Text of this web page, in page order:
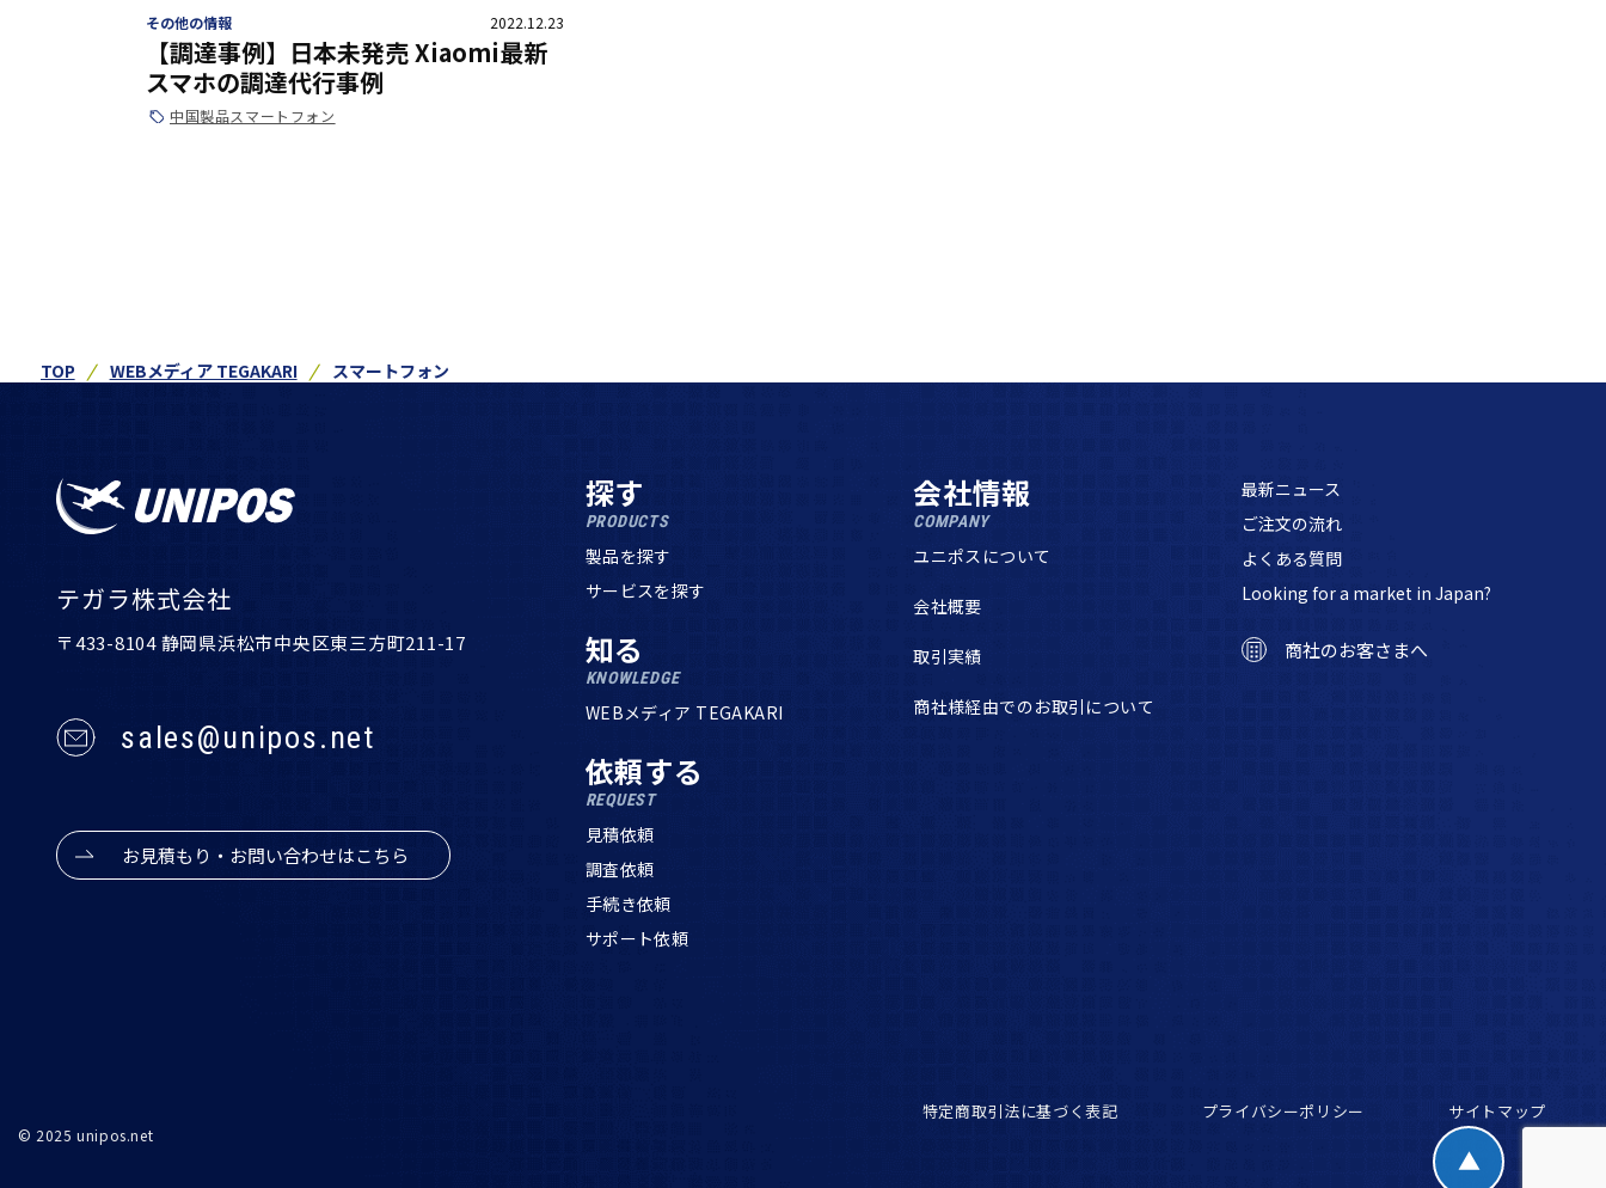
その他の情報 2022.12.23
【調達事例】日本未発売 Xiaomi最新
スマホの調達代行事例
中国製品スマートフォン
TOP WEBメディア TEGAKARI スマートフォン
テガラ株式会社
〒433-8104 静岡県浜松市中央区東三方町211-17
sales@unipos.net
お見積もり・お問い合わせはこちら
探す
PRODUCTS
製品を探す
サービスを探す
知る
KNOWLEDGE
WEBメディア TEGAKARI
依頼する
REQUEST
見積依頼
調査依頼
手続き依頼
サポート依頼
会社情報
COMPANY
ユニポスについて
会社概要
取引実績
商社様経由でのお取引について
最新ニュース
ご注文の流れ
よくある質問
Looking for a market in Japan?
商社のお客さまへ
© 2025 unipos.net
特定商取引法に基づく表記 プライバシーポリシー サイトマップ
▲